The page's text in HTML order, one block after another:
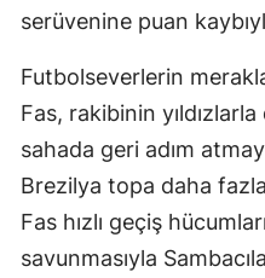
serüvenine puan
Futbolseverlerin
Fas, rakibinin
sahada geri adım
Brezilya topa daha
Fas hızlı geçiş
savunmasıyla